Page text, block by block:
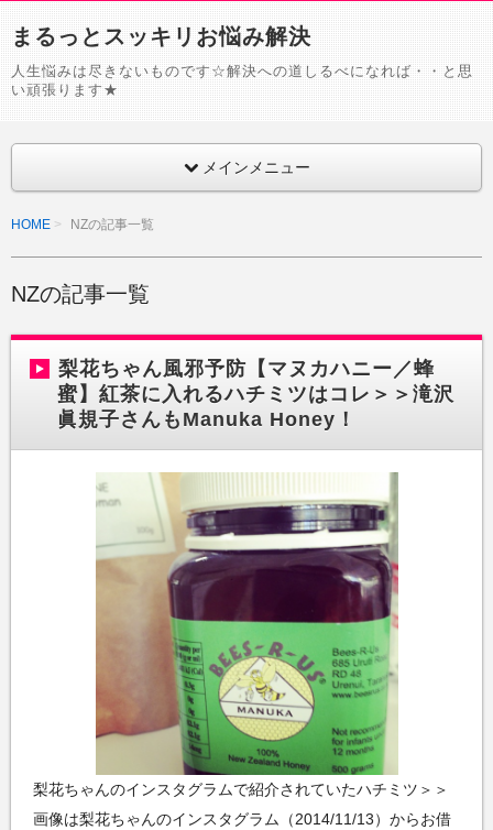
まるっとスッキリお悩み解決
人生悩みは尽きないものです☆解決への道しるべになれば・・と思
い頑張ります★
メインメニュー
HOME NZの記事一覧
NZの記事一覧
梨花ちゃん風邪予防【マヌカハニー／蜂
蜜】紅茶に入れるハチミツはコレ＞＞滝沢
眞規子さんもManuka Honey！
梨花ちゃんのインスタグラムで紹介されていたハチミツ＞＞
画像は梨花ちゃんのインスタグラム（2014/11/13）からお借